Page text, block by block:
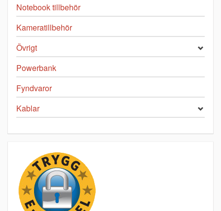
Notebook tillbehör
Kameratillbehör
Övrigt
Powerbank
Fyndvaror
Kablar